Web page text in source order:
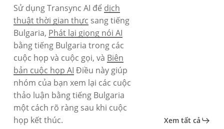
Sử dụng Transync AI để dịch
thuật thời gian thực sang tiếng
Bulgaria, Phát lại giọng nói AI
bằng tiếng Bulgaria trong các
cuộc họp và cuộc gọi, và Biên
bản cuộc họp AI Điều này giúp
nhóm của bạn xem lại các cuộc
thảo luận bằng tiếng Bulgaria
một cách rõ ràng sau khi cuộc
họp kết thúc.
Xem tất cả